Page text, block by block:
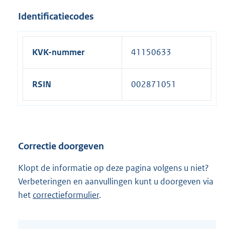
Identificatiecodes
KVK-nummer 41150633
RSIN 002871051
Correctie doorgeven
Klopt de informatie op deze pagina volgens u niet?
Verbeteringen en aanvullingen kunt u doorgeven via
het correctieformulier.